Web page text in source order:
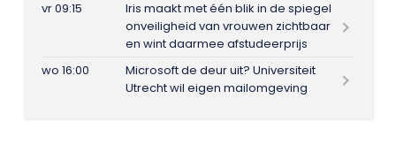
vr 09:15
Iris maakt met één blik in de spiegel
onveiligheid van vrouwen zichtbaar
en wint daarmee afstudeerprijs
wo 16:00
Microsoft de deur uit? Universiteit
Utrecht wil eigen mailomgeving